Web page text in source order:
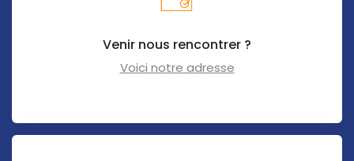
Venir nous rencontrer ?
Voici notre adresse